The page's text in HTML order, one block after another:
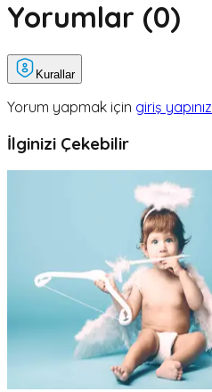
Yorumlar (0)
Kurallar
Yorum yapmak için giriş yapınız
İlginizi Çekebilir